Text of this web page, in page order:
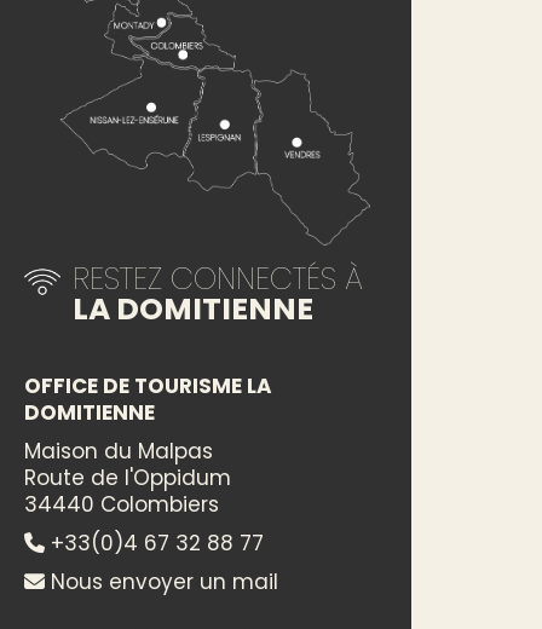
RESTEZ CONNECTÉS À
LA DOMITIENNE
OFFICE DE TOURISME LA
DOMITIENNE
Maison du Malpas
Route de l'Oppidum
34440 Colombiers
+33(0)4 67 32 88 77
Nous envoyer un mail